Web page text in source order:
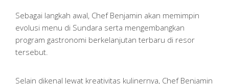
Sebagai langkah awal, Chef Benjamin akan memimpin
evolusi menu di Sundara serta mengembangkan
program gastronomi berkelanjutan terbaru di resor
tersebut.
Selain dikenal lewat kreativitas kulinernya, Chef Benjamin